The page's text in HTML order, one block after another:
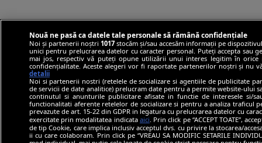
Nouă ne pasă ca datele tale personale să rămână confidențiale
Noi și partenerii noștri 1017stocăm și/sau accesăm informații pe
unici pentru prelucrarea datelor cu caracter personal. Puteți accepta sau
mai jos, respectiv vă puteți opune utilizării unui interes legitim în
confidențialitate. Aceste alegeri vor fi raportate partenerilor noștri și nu
detalii
Noi si partenerii nostri (retelele de socializare si agentiile de publicitate
de servicii de date analitice) prelucram date pentru a permite website-ului
continutul si anunturile publicitare afisate in functie de interesele si/
functionalitati aferente retelelor de socializare si pentru a analiza traficul
prevazute de art. 15-22 din GDPR in legatura cu prelucrarea datelor cu
exercitate prin modalitatea indicata aici . Prin click pe “ACCEPT TOATE”,
de tip Cookie, care implica inclusiv acceptul dvs. cu privire la stocarea/
ii cu care colaboram. Prin click pe “VREAU SA MODIFIC SETARILE